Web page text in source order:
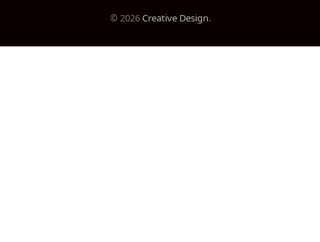
© 2026Creative Design.